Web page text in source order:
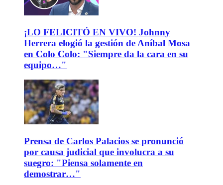
¡LO FELICITÓ EN VIVO! Johnny
Herrera elogió la gestión de Aníbal Mosa
en Colo Colo: "Siempre da la cara en su
equipo…"
Prensa de Carlos Palacios se pronunció
por causa judicial que involucra a su
suegro: "Piensa solamente en
demostrar…"